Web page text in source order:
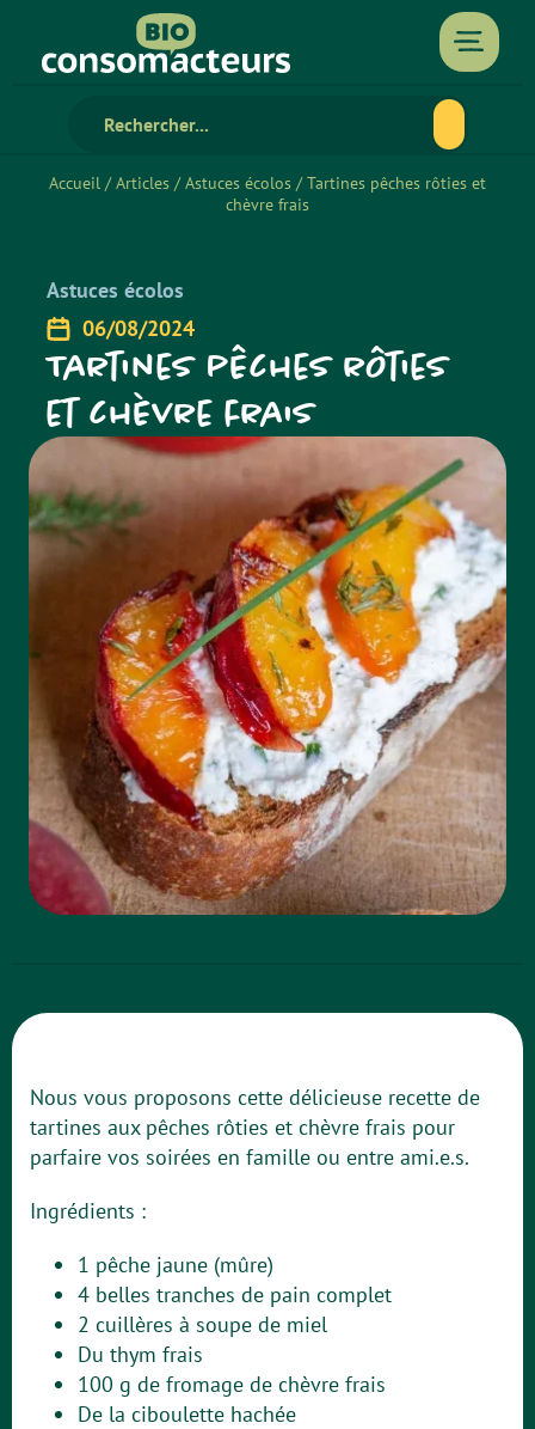
Accueil /Articles /Astuces écolos /Tartines pêches rôties et
chèvre frais
Astuces écolos
06/08/2024
Tartines pêches rôties
et chèvre frais
Nous vous proposons cette délicieuse recette de
tartines aux pêches rôties et chèvre frais pour
parfaire vos soirées en famille ou entre ami.e.s.
Ingrédients :
1 pêche jaune (mûre)
4 belles tranches de pain complet
2 cuillères à soupe de miel
Du thym frais
100 g de fromage de chèvre frais
De la ciboulette hachée